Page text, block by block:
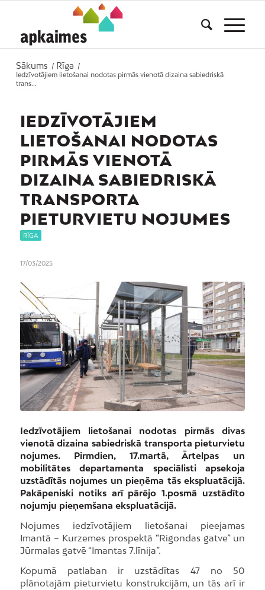
Sākums / Rīga
/
Iedzīvotājiem lietošanai nodotas pirmās vienotā dizaina sabiedriskā
trans...
IEDZĪVOTĀJIEM
LIETOŠANAI NODOTAS
PIRMĀS VIENOTĀ
DIZAINA SABIEDRISKĀ
TRANSPORTA
PIETURVIETU NOJUMES
RĪGA
17/03/2025
Iedzīvotājiem lietošanai nodotas pirmās divas
vienotā dizaina sabiedriskā transporta pieturvietu
nojumes. Pirmdien, 17.martā, Ārtelpas un
mobilitātes departamenta speciālisti apsekoja
uzstādītās nojumes un pieņēma tās ekspluatācijā.
Pakāpeniski notiks arī pārējo 1.posmā uzstādīto
nojumju pieņemšana ekspluatācijā.
Nojumes iedzīvotājiem lietošanai pieejamas
Imantā – Kurzemes prospektā “Rigondas gatve” un
Jūrmalas gatvē “Imantas 7.līnija”.
Kopumā patlaban ir uzstādītas 47 no 50
plānotajām pieturvietu konstrukcijām, un tās arī ir